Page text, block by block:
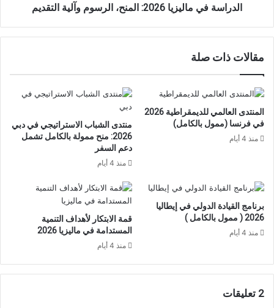
الدراسة في ماليزيا 2026: المنح، الرسوم وآلية التقديم
مقالات ذات صلة
المنتدى العالمي للديمقراطية 2026
في فرنسا (ممول بالكامل)
منذ 4 أيام
منتدى الشباب الاستراتيجي في دبي
2026: منح ممولة بالكامل تشمل
دعم السفر
منذ 4 أيام
برنامج القيادة الدولي في إيطاليا
2026 ( ممول بالكامل )
منذ 4 أيام
قمة الابتكار لأهداف التنمية
المستدامة في ماليزيا 2026
منذ 4 أيام
‫2 تعليقات